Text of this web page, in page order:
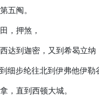
五阄。
，押煞，
达到迦密，又到希曷立纳
细步纶往北到伊弗他伊勒
，直到西顿大城。